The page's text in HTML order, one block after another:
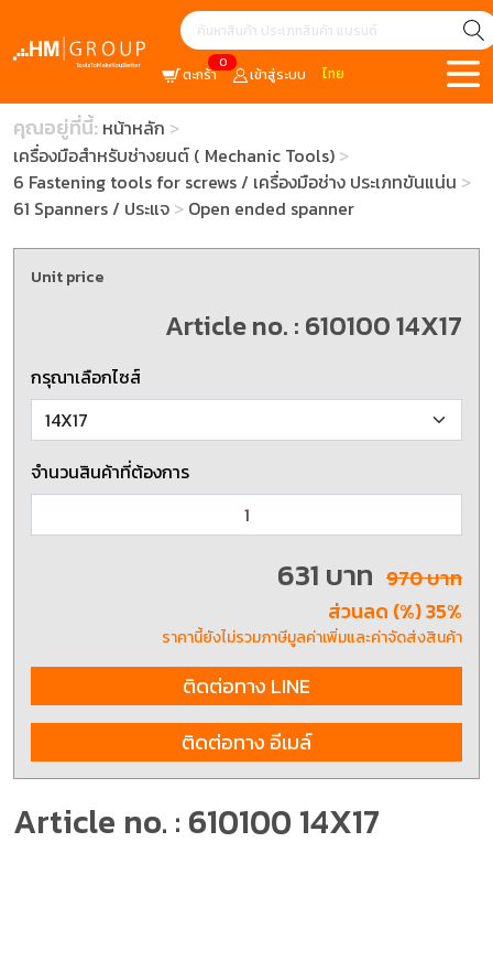
0
ตะกร้า เข้าสู่ระบบ ไทย
คุณอยู่ที่นี้: หน้าหลัก
เครื่องมือสำหรับช่างยนต์ ( Mechanic Tools)
6 Fastening tools for screws / เครื่องมือช่าง ประเภทขันแน่น
61 Spanners / ประแจ
Open ended spanner
Article no. : 610100 14X17
Unit price
Article no. : 610100 14X17
กรุณาเลือกไซส์
จำนวนสินค้าที่ต้องการ
631 บาท 970 บาท
ส่วนลด (%) 35%
ราคานี้ยังไม่รวมภาษีมูลค่าเพิ่มและค่าจัดส่งสินค้า
ติดต่อทาง LINE
ติดต่อทาง อีเมล์